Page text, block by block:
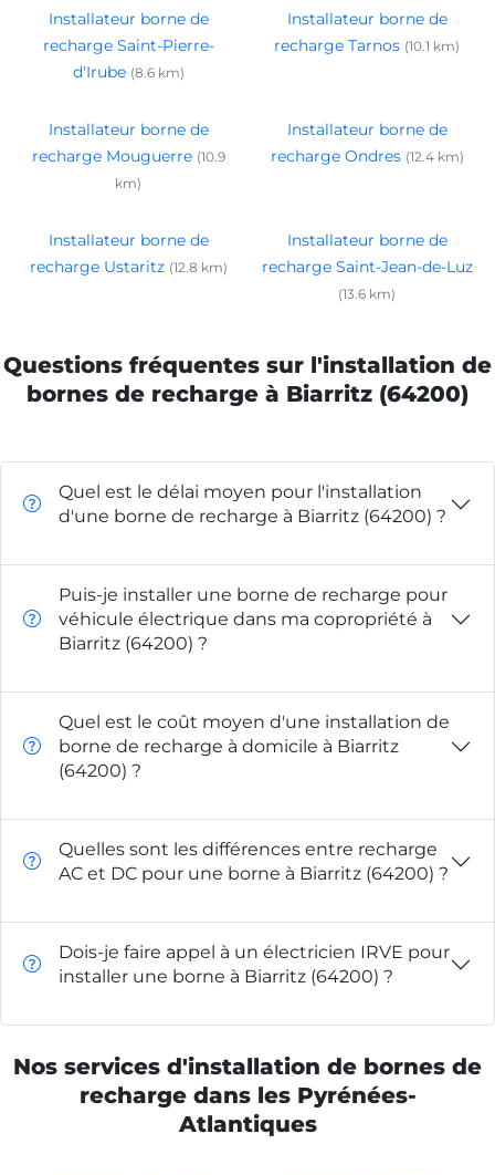
Installateur borne de
recharge Saint-Pierre-
d'Irube (8.6 km)
Installateur borne de
recharge Tarnos (10.1 km)
Installateur borne de
recharge Mouguerre (10.9
km)
Installateur borne de
recharge Ondres (12.4 km)
Installateur borne de
recharge Ustaritz (12.8 km)
Installateur borne de
recharge Saint-Jean-de-Luz
(13.6 km)
Questions fréquentes sur l'installation de
bornes de recharge à Biarritz (64200)
Quel est le délai moyen pour l'installation
d'une borne de recharge à Biarritz (64200) ?
Puis-je installer une borne de recharge pour
véhicule électrique dans ma copropriété à
Biarritz (64200) ?
Quel est le coût moyen d'une installation de
borne de recharge à domicile à Biarritz
(64200) ?
Quelles sont les différences entre recharge
AC et DC pour une borne à Biarritz (64200) ?
Dois-je faire appel à un électricien IRVE pour
installer une borne à Biarritz (64200) ?
Nos services d'installation de bornes de
recharge dans les Pyrénées-
Atlantiques